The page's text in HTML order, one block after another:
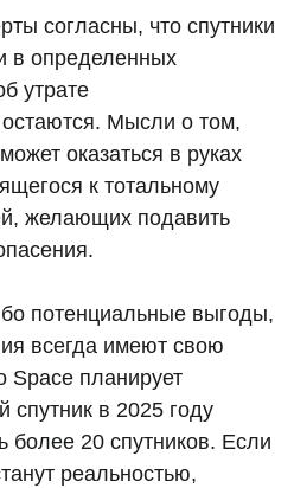
согласны, что спутники
в определенных
утрате
Мысли о том,
оказаться в руках
к тотальному
желающих подавить
потенциальные выгоды,
всегда имеют свою
Space планирует
спутник в 2025 году
более 20 спутников. Если
реальностью,